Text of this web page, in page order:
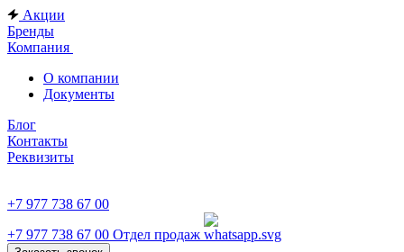
Акции
Бренды
Компания
О компании
Документы
Блог
Контакты
Реквизиты
+7 977 738 67 00
+7 977 738 67 00 Отдел продаж